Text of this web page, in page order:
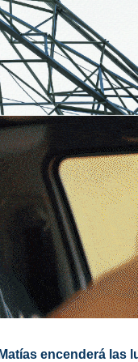
encenderá las